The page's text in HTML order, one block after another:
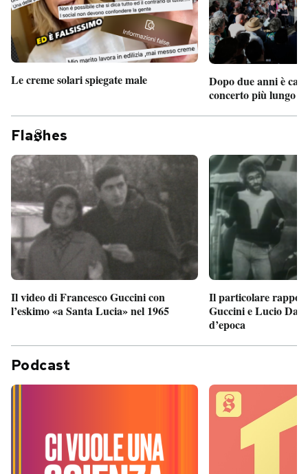
Le creme solari spiegate male
Dopo due anni è
concerto più lungo
Fla hes
Il video di Francesco Guccini con
l’eskimo «a Santa Lucia» nel 1965
Il particolare
Guccini e Lucio
d’epoca
Podcast